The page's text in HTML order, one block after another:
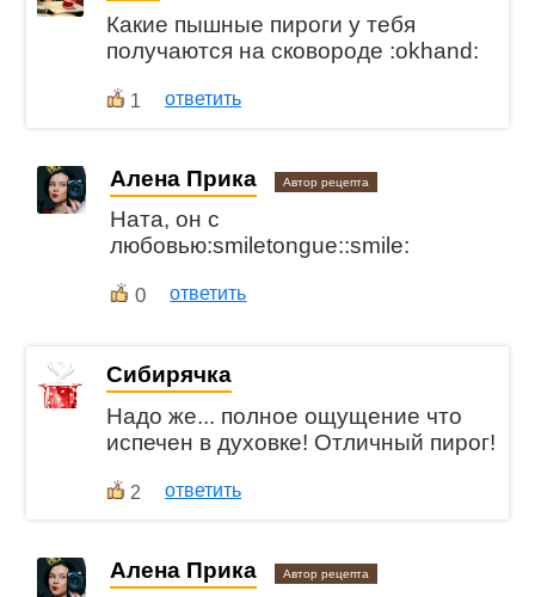
Какие пышные пироги у тебя
получаются на сковороде :okhand:
1 ответить
Алена Прика Автор рецепта
Ната, он с
любовью:smiletongue::smile:
0 ответить
Сибирячка
Надо же... полное ощущение что
испечен в духовке! Отличный пирог!
2 ответить
Алена Прика Автор рецепта